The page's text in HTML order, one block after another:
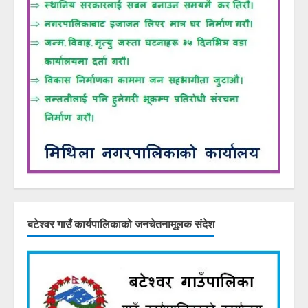
बटेश्वर गाउँ कार्यपालिकाको जनचेतनामूलक संदेश